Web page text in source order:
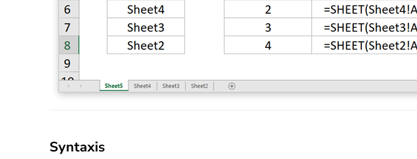
Syntaxis